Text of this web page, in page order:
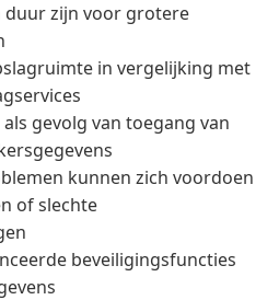
duur zijn voor grotere
in vergelijking met
gevolg van toegang van
kunnen zich voordoen
of slechte
beveiligingsfuncties